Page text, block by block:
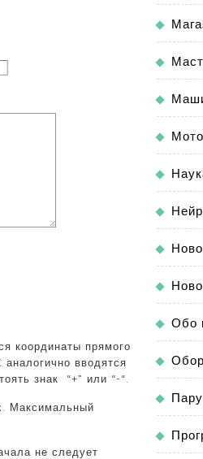
координаты прямого
вводятся
знак “+” или “-“.
Максимальный
не следует
Обо